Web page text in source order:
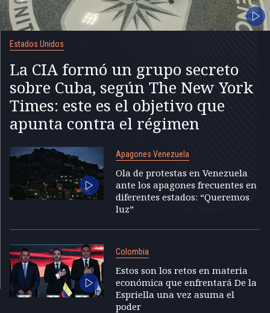
Estados Unidos
La CIA formó un grupo secreto
sobre Cuba, según The New York
Times: este es el objetivo que
apunta contra el régimen
Apagones Venezuela
Ola de protestas en Venezuela
ante los apagones frecuentes en
diferentes estados: “Queremos
luz”
Colombia
Estos son los retos en materia
económica que enfrentará De la
Espriella una vez asuma el
poder